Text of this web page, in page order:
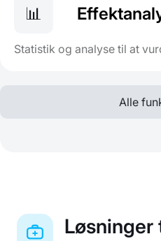
📊
Statistik og analyse til at
Alle
Løsninger